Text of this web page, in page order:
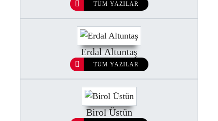
TÜM YAZILAR
Erdal Altuntaş
TÜM YAZILAR
Birol Üstün